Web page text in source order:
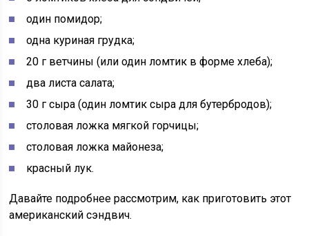
один помидор;
одна куриная грудка;
20 г ветчины (или один ломтик в форме хлеба);
два листа салата;
30 г сыра (один ломтик сыра для бутербродов);
столовая ложка мягкой горчицы;
столовая ложка майонеза;
красный лук.
Давайте подробнее рассмотрим, как приготовить этот
американский сэндвич.